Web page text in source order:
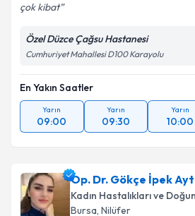
çok kibat
Özel Düzce Çağsu Hastanesi
Cumhuriyet Mahallesi D100 Karayolu
En Yakın Saatler
Yarın
09:00
Yarın
09:30
Yarın
10:00
Op. Dr. Gökçe İpek
Kadın Hastalıkları ve
Bursa, Nilüfer